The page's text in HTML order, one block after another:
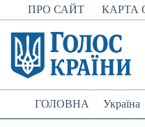
Перейти
до
вмісту
ПРО САЙТ КАРТА
ГОЛОВНА Україна